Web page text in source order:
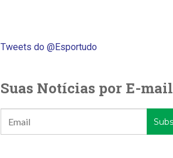
Tweets do @Esportudo
Suas Notícias por E-mail